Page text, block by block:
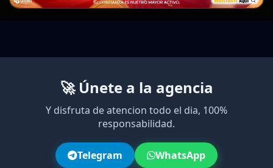
🚀 Únete a la agencia
Y disfruta de atencion todo el dia, 100%
responsabilidad.
Telegram WhatsApp